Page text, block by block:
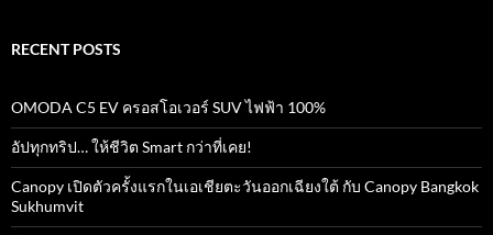
RECENT POSTS
OMODA C5 EV ครอสโอเวอร์ SUV ไฟฟ้า 100%
อัปทุกทริป… ให้ชีวิต Smart กว่าที่เคย!
Canopy เปิดตัวครั้งแรกในเอเชียตะวันออกเฉียงใต้ กับ Canopy Bangkok
Sukhumvit